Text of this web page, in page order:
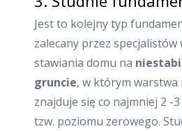
Jest to kolejny typ
zalecany przez specjalistów
stawiania domu na
gruncie, w którym warstwa
znajduje się co najmniej 2 -
tzw. poziomu zerowego.